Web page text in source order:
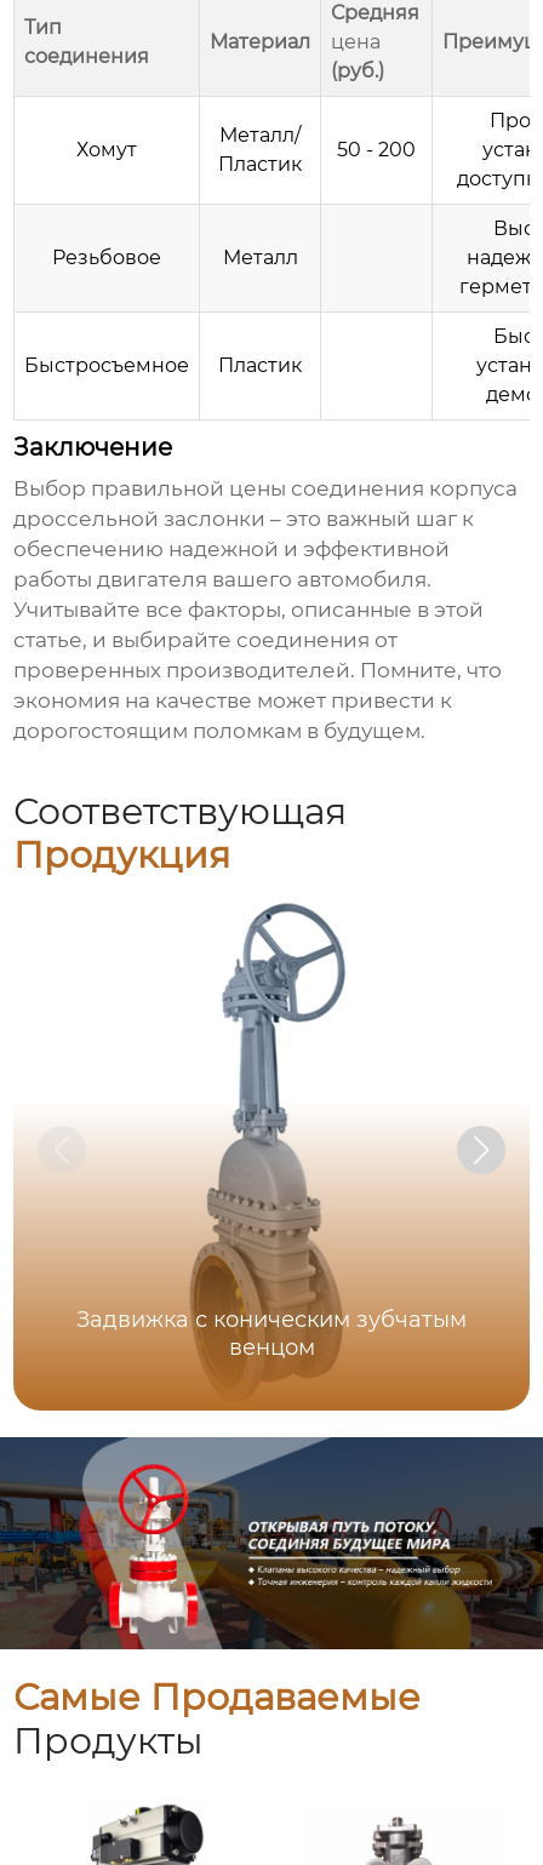
Тип
соединения
Материал
Средняя
цена
(руб.)
Хомут
Металл/
Пластик
50 - 200
Резьбовое Металл
Быстросъемное Пластик
Заключение
Выбор правильной цены соединения корпуса
дроссельной заслонки – это важный шаг к
обеспечению надежной и эффективной
работы двигателя вашего автомобиля.
Учитывайте все факторы, описанные в этой
статье, и выбирайте соединения от
проверенных производителей. Помните, что
экономия на качестве может привести к
дорогостоящим поломкам в будущем.
Соответствующая
Продукция
Задвижка с коническим зубчатым
венцом
Самые Продаваемые
Продукты